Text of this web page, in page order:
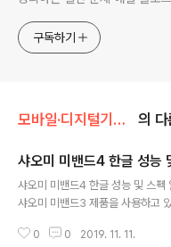
구독하기
모바일·디지털기기/샤오미·중국폰 의 다
샤오미 미밴드4 한글 성능
샤오미 미밴드4 한글 성능 및 스펙
샤오미 미밴드3 제품을 사용하고
등이 대폭 개선되어 구매했었는데
0 0 2019. 11. 11.